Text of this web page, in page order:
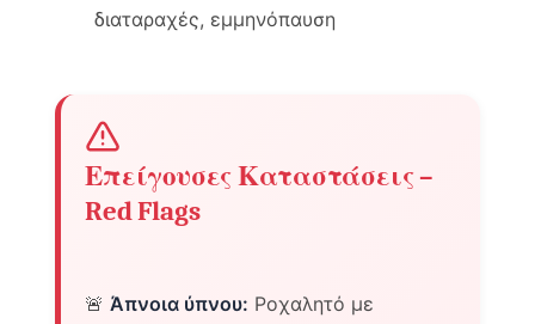
διαταραχές, εμμηνόπαυση
Επείγουσες Καταστάσεις –
Red Flags
🚨Άπνοια ύπνου: Ροχαλητό με